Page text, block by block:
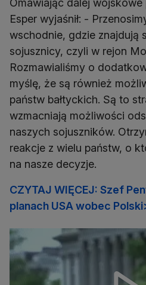
Omawiając dalej wojskowe
Esper wyjaśnił: -
wschodnie, gdzie znajdują
sojusznicy, czyli w rejon
Rozmawialiśmy o
myślę, że są również
państw bałtyckich. Są to
wzmacniają możliwości
naszych sojuszników.
reakcje z wielu państw, o
na nasze decyzje.
CZYTAJ WIĘCEJ: Szef
planach USA wobec